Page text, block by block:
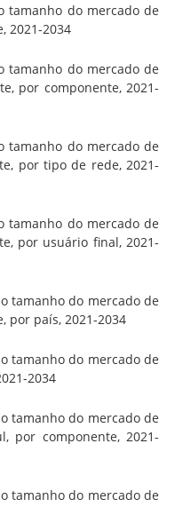
tamanho do mercado de
2021-2034
tamanho do mercado de
por componente, 2021-
tamanho do mercado de
por tipo de rede, 2021-
tamanho do mercado de
por usuário final, 2021-
tamanho do mercado de
por país, 2021-2034
tamanho do mercado de
2034
tamanho do mercado de
por componente, 2021-
tamanho do mercado de